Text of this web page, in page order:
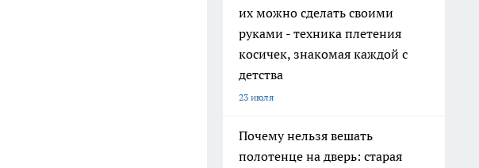
их можно сделать своими
руками - техника плетения
косичек, знакомая каждой с
детства
23 июля
Почему нельзя вешать
полотенце на дверь: старая